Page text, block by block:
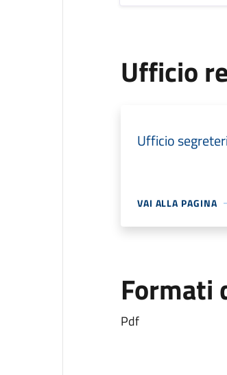
Ufficio
Ufficio
VAI ALLA PAGINA
Formati
Pdf